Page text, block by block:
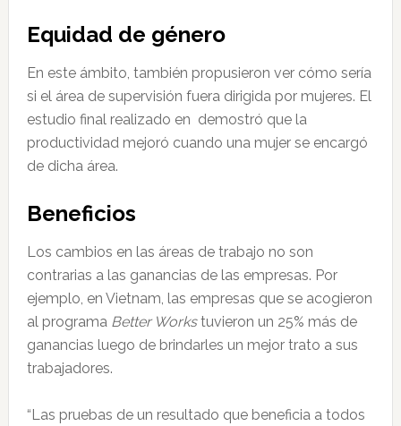
Equidad de género
En este ámbito, también propusieron ver cómo sería
si el área de supervisión fuera dirigida por mujeres. El
estudio final realizado en demostró que la
productividad mejoró cuando una mujer se encargó
de dicha área.
Beneficios
Los cambios en las áreas de trabajo no son
contrarias a las ganancias de las empresas. Por
ejemplo, en Vietnam, las empresas que se acogieron
al programa Better Workstuvieron un 25% más de
ganancias luego de brindarles un mejor trato a sus
trabajadores.
“Las pruebas de un resultado que beneficia a todos